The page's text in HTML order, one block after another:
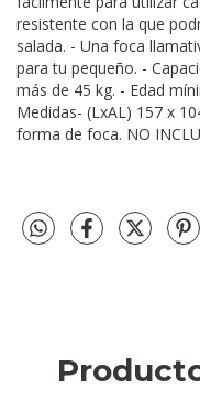
resistente con la que
salada. - Una foca
para tu pequeño. -
más de 45 kg. - Edad
Medidas- (LxAL) 157 x
forma de foca. NO